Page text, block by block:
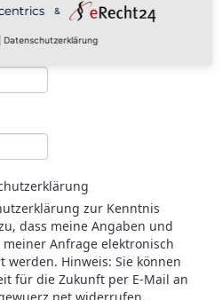
zur Kenntnis
dass meine Angaben und
Anfrage elektronisch
Hinweis: Sie können
für die Zukunft per E-Mail an
&
Datenschutzerklärung